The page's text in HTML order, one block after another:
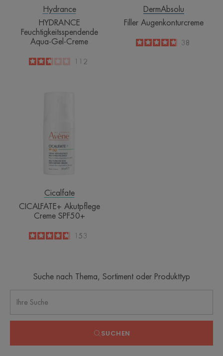
Hydrance
HYDRANCE
Feuchtigkeitsspendende
Aqua-Gel-Creme
2.7
/5112
DermAbsolu
Filler Augenkonturcreme
4.8
/
5
38
Cicalfate
CICALFATE+ Akutpflege
Creme SPF50+
4.7
/5153
Suche nach Thema, Sortiment oder Produkttyp
SUCHEN